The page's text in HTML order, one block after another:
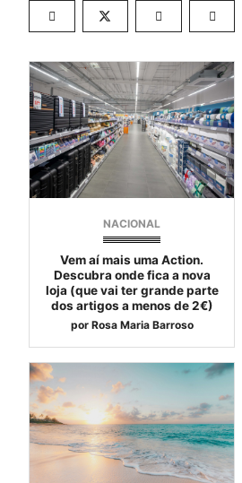
NACIONAL
Vem aí mais uma Action.
Descubra onde fica a nova
loja (que vai ter grande parte
dos artigos a menos de 2€)
por Rosa Maria Barroso